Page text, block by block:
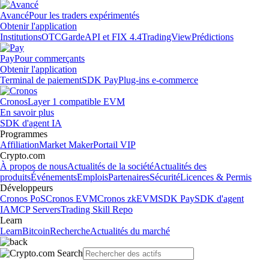
AvancéPour les traders expérimentés
Obtenir l'application
InstitutionsOTCGardeAPI et FIX 4.4TradingViewPrédictions
PayPour commerçants
Obtenir l'application
Terminal de paiementSDK PayPlug-ins e-commerce
CronosLayer 1 compatible EVM
En savoir plus
SDK d'agent IA
Programmes
AffiliationMarket MakerPortail VIP
Crypto.com
À propos de nousActualités de la sociétéActualités des
produitsÉvénementsEmploisPartenairesSécuritéLicences & Permis
Développeurs
Cronos PoSCronos EVMCronos zkEVMSDK PaySDK d'agent
IAMCP ServersTrading Skill Repo
Learn
LearnBitcoinRechercheActualités du marché